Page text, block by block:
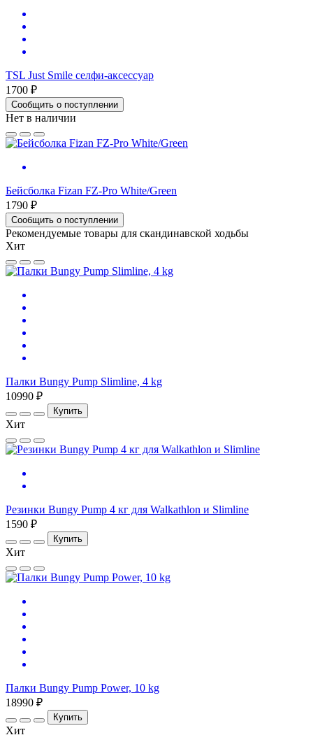
TSL Just Smile cелфи-аксессуар
1700 ₽
Сообщить о поступлении
Нет в наличии
Бейсболка Fizan FZ-Pro White/Green
1790 ₽
Сообщить о поступлении
Рекомендуемые товары для скандинавской ходьбы
Хит
Палки Bungy Pump Slimline, 4 kg
10990 ₽
Купить
Хит
Резинки Bungy Pump 4 кг для Walkathlon и Slimline
1590 ₽
Купить
Хит
Палки Bungy Pump Power, 10 kg
18990 ₽
Купить
Хит